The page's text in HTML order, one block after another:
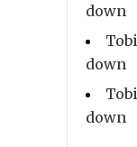
down
Tobi
down
Tobi
down